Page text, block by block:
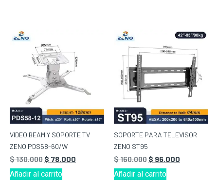
VIDEO BEAM Y SOPORTE TV
ZENO PDS58-60/W
$130.000 $ 78.000
Añadir al carrito
SOPORTE PARA TELEVISOR
ZENO ST95
$160.000 $ 96.000
Añadir al carrito